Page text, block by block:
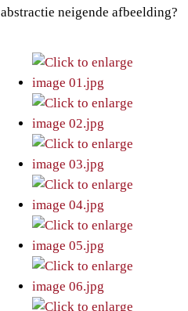
abstractie neigende afbeelding?